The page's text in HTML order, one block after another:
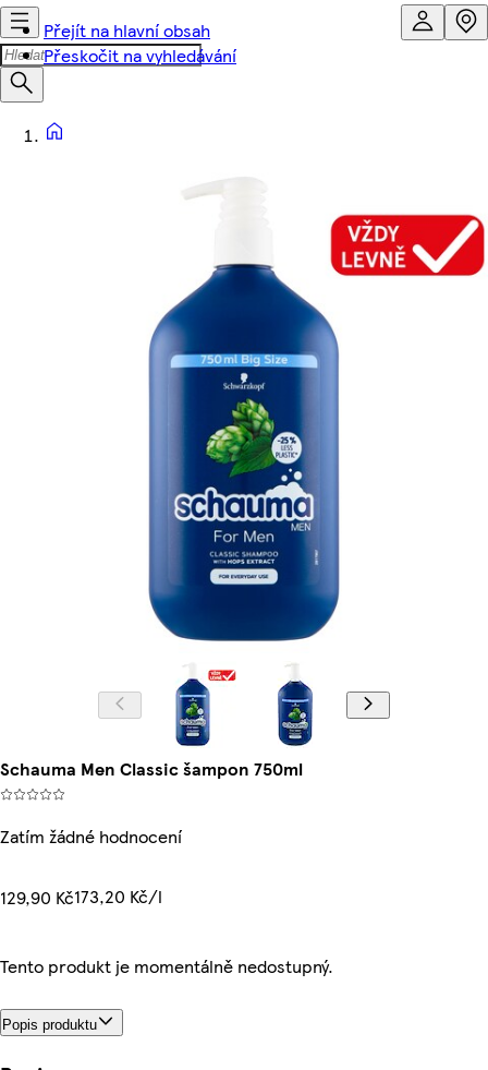
Přejít na hlavní obsah
Přeskočit na vyhledávání
Schauma Men Classic šampon 750ml
Zatím žádné hodnocení
129,90 Kč173,20 Kč/l
Tento produkt je momentálně nedostupný.
Popis produktu